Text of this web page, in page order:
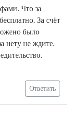
Что за
За счёт
было
нету не ждите.
Ответить